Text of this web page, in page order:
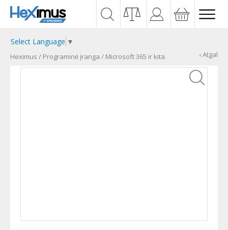
Select Language ▼
Heximus / Programinė įranga / Microsoft 365 ir kita ‹ Atgal